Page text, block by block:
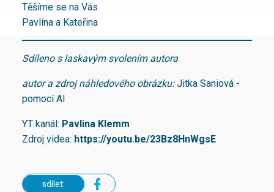
Těšíme se na Vás
Pavlína a Kateřina
Sdíleno s laskavým svolením autora
autor a zdroj náhledového obrázku:Jitka Saniová -
pomocí AI
YT kanál: Pavlina Klemm
Zdroj videa: https://youtu.be/23Bz8HnWgsE
sdílet: